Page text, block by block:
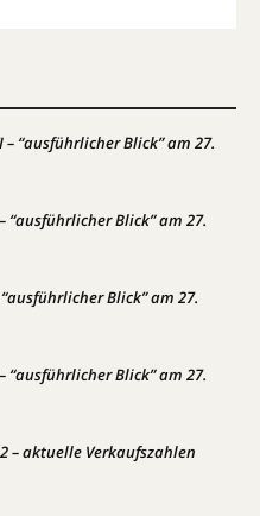
“ausführlicher Blick” am 27.
“ausführlicher Blick” am 27.
Blick” am 27.
“ausführlicher Blick” am 27.
– aktuelle Verkaufszahlen